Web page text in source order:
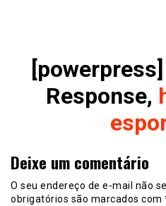
Response,
Deixe um comentário
O seu endereço de e-mail não
obrigatórios são marcados com